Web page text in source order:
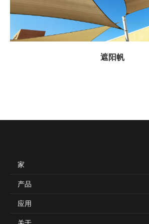
遮阳帆
家
产品
应用